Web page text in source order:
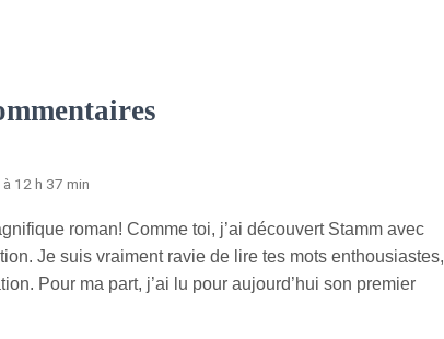
12 h 37 min
roman! Comme toi, j’ai découvert Stamm avec
Je suis vraiment ravie de lire tes mots enthousiastes,
Pour ma part, j’ai lu pour aujourd’hui son premier